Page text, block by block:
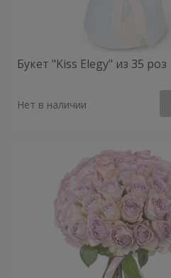
Букет "Kiss Elegy" из 35 роз
Нет в наличии